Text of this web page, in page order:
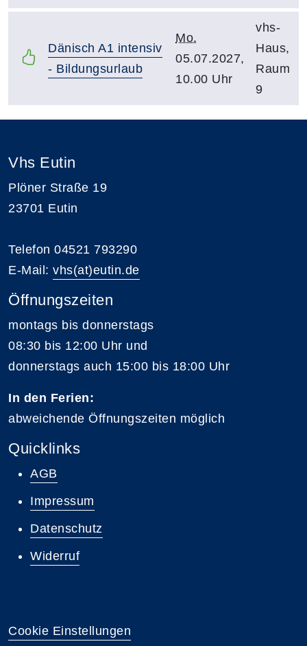
Dänisch A1 intensiv
- Bildungsurlaub
Mo.
05.07.2027,
10.00 Uhr
vhs-
Haus,
Raum
9
Vhs Eutin
Plöner Straße 19
23701 Eutin
Telefon 04521 793290
E-Mail: vhs(at)eutin.de
Öffnungszeiten
montags bis donnerstags
08:30 bis 12:00 Uhr und
donnerstags auch 15:00 bis 18:00 Uhr
In den Ferien:
abweichende Öffnungszeiten möglich
Quicklinks
AGB
Impressum
Datenschutz
Widerruf
Cookie Einstellungen